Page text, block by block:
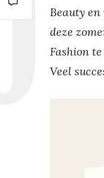
Beauty
deze
Fashion
Veel